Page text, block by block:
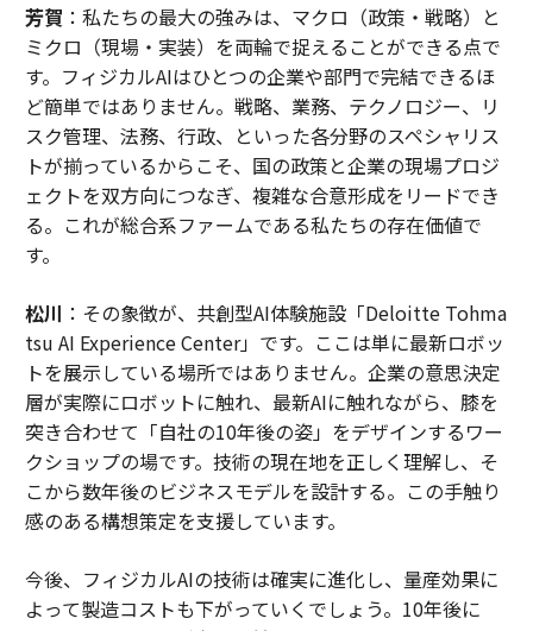
芳賀 ：私たちの最大の強みは、マクロ（政策・戦略）と
ミクロ（現場・実装）を両輪で捉えることができる点で
す。フィジカルAIはひとつの企業や部門で完結できるほ
ど簡単ではありません。戦略、業務、テクノロジー、リ
スク管理、法務、行政、といった各分野のスペシャリス
トが揃っているからこそ、国の政策と企業の現場プロジ
ェクトを双方向につなぎ、複雑な合意形成をリードでき
る。これが総合系ファームである私たちの存在価値で
す。
松川 ：その象徴が、共創型AI体験施設「Deloitte Tohma
tsu AI Experience Center」です。ここは単に最新ロボッ
トを展示している場所ではありません。企業の意思決定
層が実際にロボットに触れ、最新AIに触れながら、膝を
突き合わせて「自社の10年後の姿」をデザインするワー
クショップの場です。技術の現在地を正しく理解し、そ
こから数年後のビジネスモデルを設計する。この手触り
感のある構想策定を支援しています。
今後、フィジカルAIの技術は確実に進化し、量産効果に
よって製造コストも下がっていくでしょう。10年後に